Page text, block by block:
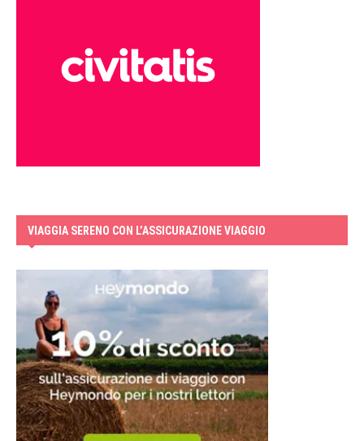
VIAGGIA SERENO CON L’ASSICURAZIONE VIAGGIO